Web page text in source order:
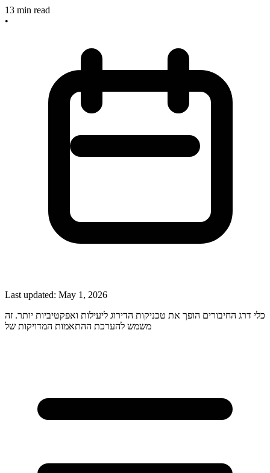
13 min read
•
Last updated: May 1, 2026
כלי דרג החיבורים הופך את טכניקות הדירוג ליעילות ואפקטיביות יותר. זה
משמש להערכת ההתאמות המדויקות של